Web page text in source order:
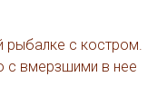
рыбалке с костром.
с вмерзшими в нее